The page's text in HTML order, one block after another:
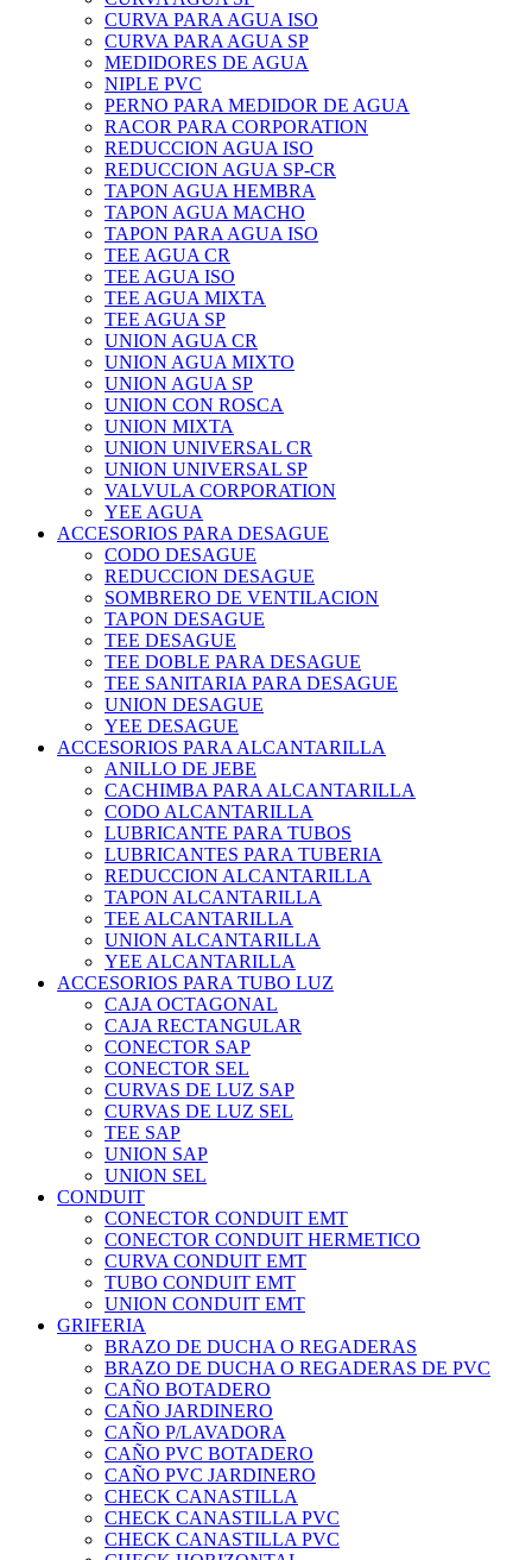
CURVA PARA AGUA ISO
CURVA PARA AGUA SP
MEDIDORES DE AGUA
NIPLE PVC
PERNO PARA MEDIDOR DE AGUA
RACOR PARA CORPORATION
REDUCCION AGUA ISO
REDUCCION AGUA SP-CR
TAPON AGUA HEMBRA
TAPON AGUA MACHO
TAPON PARA AGUA ISO
TEE AGUA CR
TEE AGUA ISO
TEE AGUA MIXTA
TEE AGUA SP
UNION AGUA CR
UNION AGUA MIXTO
UNION AGUA SP
UNION CON ROSCA
UNION MIXTA
UNION UNIVERSAL CR
UNION UNIVERSAL SP
VALVULA CORPORATION
YEE AGUA
ACCESORIOS PARA DESAGUE
CODO DESAGUE
REDUCCION DESAGUE
SOMBRERO DE VENTILACION
TAPON DESAGUE
TEE DESAGUE
TEE DOBLE PARA DESAGUE
TEE SANITARIA PARA DESAGUE
UNION DESAGUE
YEE DESAGUE
ACCESORIOS PARA ALCANTARILLA
ANILLO DE JEBE
CACHIMBA PARA ALCANTARILLA
CODO ALCANTARILLA
LUBRICANTE PARA TUBOS
LUBRICANTES PARA TUBERIA
REDUCCION ALCANTARILLA
TAPON ALCANTARILLA
TEE ALCANTARILLA
UNION ALCANTARILLA
YEE ALCANTARILLA
ACCESORIOS PARA TUBO LUZ
CAJA OCTAGONAL
CAJA RECTANGULAR
CONECTOR SAP
CONECTOR SEL
CURVAS DE LUZ SAP
CURVAS DE LUZ SEL
TEE SAP
UNION SAP
UNION SEL
CONDUIT
CONECTOR CONDUIT EMT
CONECTOR CONDUIT HERMETICO
CURVA CONDUIT EMT
TUBO CONDUIT EMT
UNION CONDUIT EMT
GRIFERIA
BRAZO DE DUCHA O REGADERAS
BRAZO DE DUCHA O REGADERAS DE PVC
CAÑO BOTADERO
CAÑO JARDINERO
CAÑO P/LAVADORA
CAÑO PVC BOTADERO
CAÑO PVC JARDINERO
CHECK CANASTILLA
CHECK CANASTILLA PVC
CHECK CANASTILLA PVC